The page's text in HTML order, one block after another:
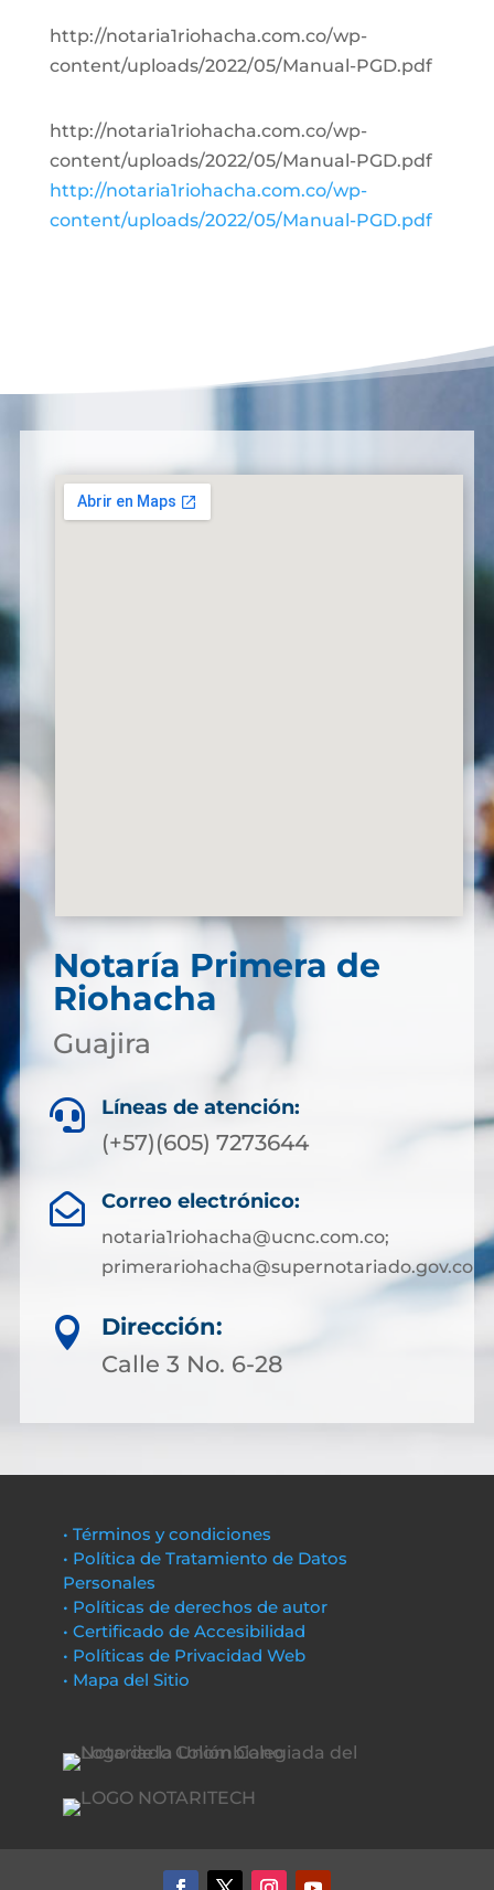
http://notaria1riohacha.com.co/wp-
content/uploads/2022/05/Manual-PGD.pdf
http://notaria1riohacha.com.co/wp-
content/uploads/2022/05/Manual-PGD.pdf
http://notaria1riohacha.com.co/wp-
content/uploads/2022/05/Manual-PGD.pdf
Notaría Primera de
Riohacha
Guajira
 Líneas de atención:
(+57)(605) 7273644
 Correo electrónico:
notaria1riohacha@ucnc.com.co;
primerariohacha@supernotariado.gov.co

Dirección:
Calle 3 No. 6-28
• Términos y condiciones
• Política de Tratamiento de Datos
Personales
• Políticas de derechos de autor
• Certificado de Accesibilidad
• Políticas de Privacidad Web
• Mapa del Sitio